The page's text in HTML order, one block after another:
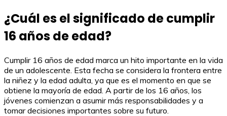
¿Cuál es el significado de cumplir
16 años de edad?
Cumplir 16 años de edad marca un hito importante en la vida
de un adolescente. Esta fecha se considera la frontera entre
la niñez y la edad adulta, ya que es el momento en que se
obtiene la mayoría de edad. A partir de los 16 años, los
jóvenes comienzan a asumir más responsabilidades y a
tomar decisiones importantes sobre su futuro.